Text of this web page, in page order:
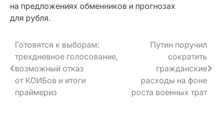
на предложениях обменников и прогнозах
для рубля.
Навигация
по записям
Готовятся к выборам:
трехдневное голосование,
возможный отказ
от КОИБов и итоги
праймериз
Путин поручил
сократить
гражданские
расходы на фоне
роста военных трат